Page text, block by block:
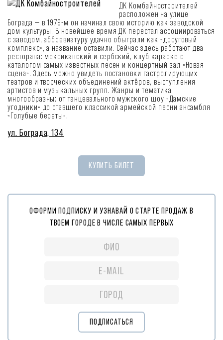
ДК Комбайностроителей
расположен на улице
Бограда — в 1979-м он начинал свою историю как заводской
дом культуры. В новейшее время ДК перестал ассоциироваться
с заводом, аббревиатуру удачно обыграли как «досуговый
комплекс», а название оставили. Сейчас здесь работают два
ресторана: мексиканский и сербский, клуб караоке с
каталогом самых известных песен и концертный зал «Новая
сцена». Здесь можно увидеть постановки гастролирующих
театров и творческих объединений актёров, выступления
артистов и музыкальных групп. Жанры и тематика
многообразны: от танцевального мужского шоу «Дамские
угодники» до ставшего классикой армейской песни ансамбля
«Голубые береты».
ул. Бограда, 134
КУПИТЬ БИЛЕТ
ОФОРМИ ПОДПИСКУ И УЗНАВАЙ О СТАРТЕ ПРОДАЖ В
ТВОЕМ ГОРОДЕ В ЧИСЛЕ САМЫХ ПЕРВЫХ
ПОДПИСАТЬСЯ